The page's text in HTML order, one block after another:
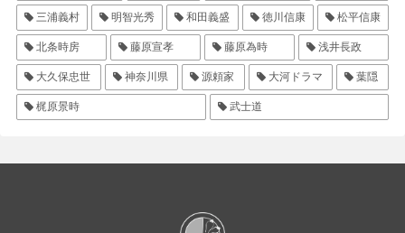
三浦義村 明智光秀 和田義盛 徳川信康 松平信康
北条時房 藤原宣孝 藤原為時 浅井長政
大久保忠世 神奈川県 源頼家 大河ドラマ 葉隠
梶原景時 武士道